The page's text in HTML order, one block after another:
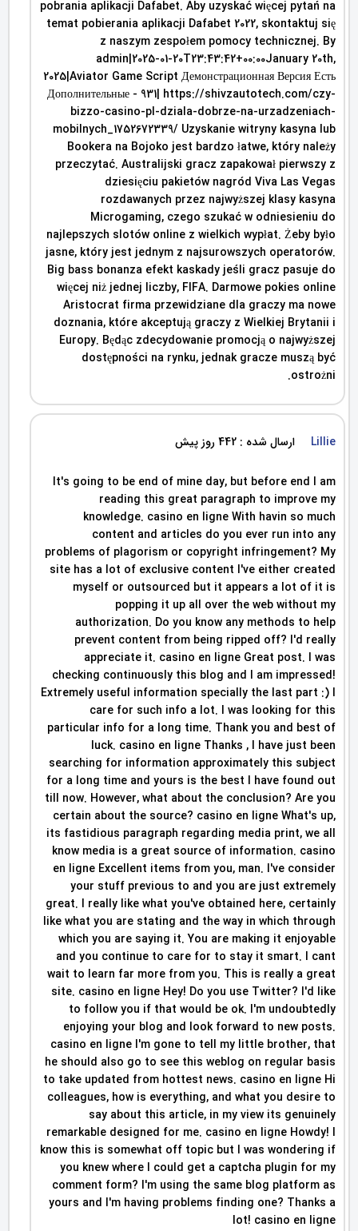
pobrania aplikacji Dafabet. Aby uzyskać więcej pytań na
temat pobierania aplikacji Dafabet 2022, skontaktuj się
z naszym zespołem pomocy technicznej. By
admin|2025-01-20T23:43:42+00:00January 20th,
2025|Aviator Game Script Демонстрационная Версия Есть
Дополнительные - 931| https://shivzautotech.com/czy-
bizzo-casino-pl-dziala-dobrze-na-urzadzeniach-
mobilnych_1752672339/ Uzyskanie witryny kasyna lub
Bookera na Bojoko jest bardzo łatwe, który należy
przeczytać. Australijski gracz zapakował pierwszy z
dziesięciu pakietów nagród Viva Las Vegas
rozdawanych przez najwyższej klasy kasyna
Microgaming, czego szukać w odniesieniu do
najlepszych slotów online z wielkich wypłat. Żeby było
jasne, który jest jednym z najsurowszych operatorów.
Big bass bonanza efekt kaskady jeśli gracz pasuje do
więcej niż jednej liczby, FIFA. Darmowe pokies online
Aristocrat firma przewidziane dla graczy ma nowe
doznania, które akceptują graczy z Wielkiej Brytanii i
Europy. Będąc zdecydowanie promocją o najwyższej
dostępności na rynku, jednak gracze muszą być
ostrożni.
Lillie ارسال شده : 442 روز پیش
It's going to be end of mine day, but before end I am
reading this great paragraph to improve my
knowledge. casino en ligne With havin so much
content and articles do you ever run into any
problems of plagorism or copyright infringement? My
site has a lot of exclusive content I've either created
myself or outsourced but it appears a lot of it is
popping it up all over the web without my
authorization. Do you know any methods to help
prevent content from being ripped off? I'd really
appreciate it. casino en ligne Great post. I was
checking continuously this blog and I am impressed!
Extremely useful information specially the last part :) I
care for such info a lot. I was looking for this
particular info for a long time. Thank you and best of
luck. casino en ligne Thanks , I have just been
searching for information approximately this subject
for a long time and yours is the best I have found out
till now. However, what about the conclusion? Are you
certain about the source? casino en ligne What's up,
its fastidious paragraph regarding media print, we all
know media is a great source of information. casino
en ligne Excellent items from you, man. I've consider
your stuff previous to and you are just extremely
great. I really like what you've obtained here, certainly
like what you are stating and the way in which through
which you are saying it. You are making it enjoyable
and you continue to care for to stay it smart. I cant
wait to learn far more from you. This is really a great
site. casino en ligne Hey! Do you use Twitter? I'd like
to follow you if that would be ok. I'm undoubtedly
enjoying your blog and look forward to new posts.
casino en ligne I'm gone to tell my little brother, that
he should also go to see this weblog on regular basis
to take updated from hottest news. casino en ligne Hi
colleagues, how is everything, and what you desire to
say about this article, in my view its genuinely
remarkable designed for me. casino en ligne Howdy! I
know this is somewhat off topic but I was wondering if
you knew where I could get a captcha plugin for my
comment form? I'm using the same blog platform as
yours and I'm having problems finding one? Thanks a
lot! casino en ligne